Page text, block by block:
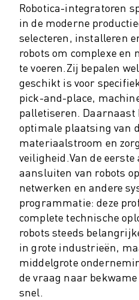
EVENEMENTEN
ONDERWIJS EVENEMENTEN
FANUC IN EUROPA
ONZE LOCATIES
DUURZAAMHEID
SHAPE YOUR FUTURE WITH FANUC
JOIN US » JOB PORTAAL
CONTACT
CONTACT
LOCATIES
COLOFON
Robotica-integratoren
in de moderne
selecteren, installeren
robots om complexe
te voeren.Zij bepalen
geschikt is voor
pick-and-place,
palletiseren. Daarnaast
optimale plaatsing van
materiaalstroom en
veiligheid.Van de
aansluiten van robots
netwerken en andere
programmatie: deze
complete technische
robots steeds
in grote industrieën,
middelgrote
de vraag naar
snel.